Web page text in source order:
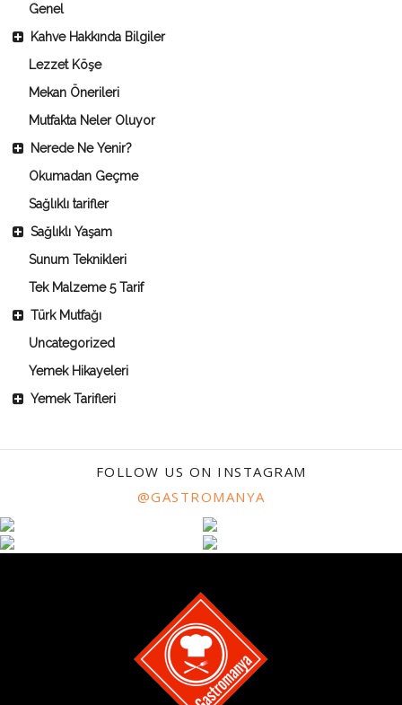
Genel
Kahve Hakkında Bilgiler
Lezzet Köşe
Mekan Önerileri
Mutfakta Neler Oluyor
Nerede Ne Yenir?
Okumadan Geçme
Sağlıklı tarifler
Sağlıklı Yaşam
Sunum Teknikleri
Tek Malzeme 5 Tarif
Türk Mutfağı
Uncategorized
Yemek Hikayeleri
Yemek Tarifleri
FOLLOW US ON INSTAGRAM
@GASTROMANYA